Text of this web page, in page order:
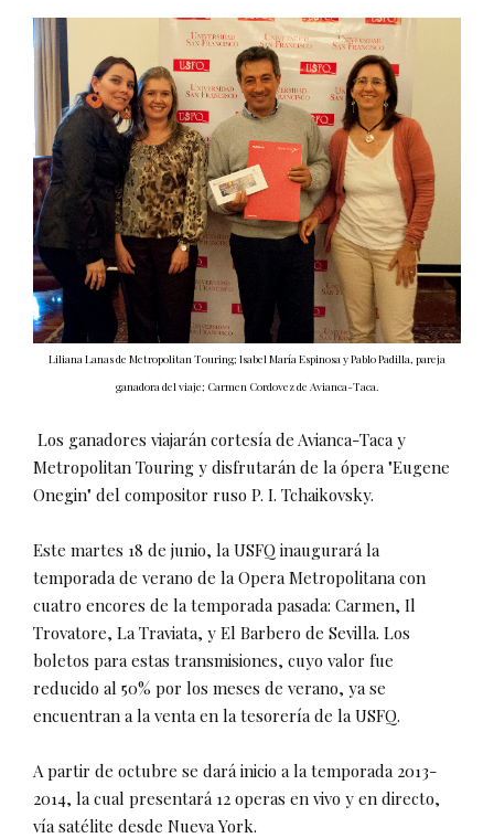
Liliana Lanas de Metropolitan Touring; Isabel María Espinosa y Pablo Padilla, pareja
ganadora del viaje; Carmen Cordovez de Avianca-Taca.
Los ganadores viajarán cortesía de Avianca-Taca y
Metropolitan Touring y disfrutarán de la ópera "Eugene
Onegin" del compositor ruso P. I. Tchaikovsky.
Este martes 18 de junio, la USFQ inaugurará la
temporada de verano de la Opera Metropolitana con
cuatro encores de la temporada pasada: Carmen, Il
Trovatore, La Traviata, y El Barbero de Sevilla. Los
boletos para estas transmisiones, cuyo valor fue
reducido al 50% por los meses de verano, ya se
encuentran a la venta en la tesorería de la USFQ.
A partir de octubre se dará inicio a la temporada 2013-
2014, la cual presentará 12 operas en vivo y en directo,
vía satélite desde Nueva York.